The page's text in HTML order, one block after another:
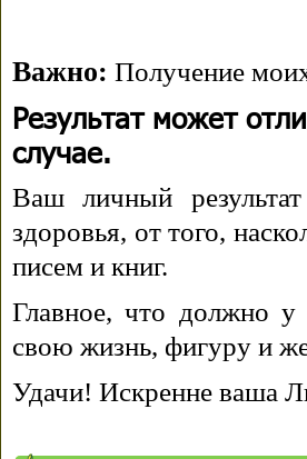
Важно: Получение
Результат может
случае.
Ваш личный
здоровья, от того,
писем и книг.
Главное, что должно у
свою жизнь, фигуру и
Удачи! Искренне ваша